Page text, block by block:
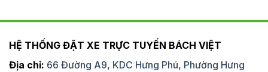
HỆ THỐNG ĐẶT XE TRỰC TUYẾN BÁCH VIỆT
Địa chỉ: 66 Đường A9, KDC Hưng Phú, Phường Hưng